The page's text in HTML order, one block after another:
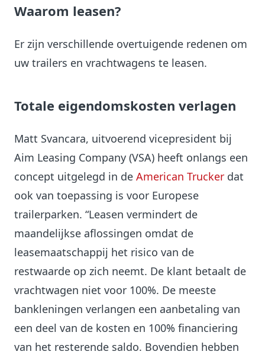
Waarom leasen?
Er zijn verschillende overtuigende redenen om
uw trailers en vrachtwagens te leasen.
Totale eigendomskosten verlagen
Matt Svancara, uitvoerend vicepresident bij
Aim Leasing Company (VSA) heeft onlangs een
concept uitgelegd in de American Trucker dat
ook van toepassing is voor Europese
trailerparken. “Leasen vermindert de
maandelijkse aflossingen omdat de
leasemaatschappij het risico van de
restwaarde op zich neemt. De klant betaalt de
vrachtwagen niet voor 100%. De meeste
bankleningen verlangen een aanbetaling van
een deel van de kosten en 100% financiering
van het resterende saldo. Bovendien hebben